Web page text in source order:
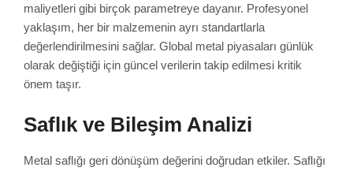
maliyetleri gibi birçok parametreye dayanır. Profesyonel
yaklaşım, her bir malzemenin ayrı standartlarla
değerlendirilmesini sağlar. Global metal piyasaları günlük
olarak değiştiği için güncel verilerin takip edilmesi kritik
önem taşır.
Saflık ve Bileşim Analizi
Metal saflığı geri dönüşüm değerini doğrudan etkiler. Saflığı